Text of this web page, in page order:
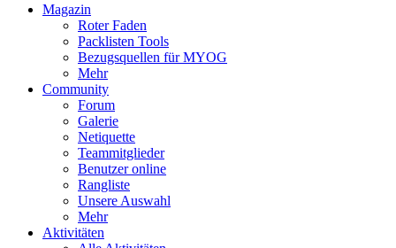
Magazin
Roter Faden
Packlisten Tools
Bezugsquellen für MYOG
Mehr
Community
Forum
Galerie
Netiquette
Teammitglieder
Benutzer online
Rangliste
Unsere Auswahl
Mehr
Aktivitäten